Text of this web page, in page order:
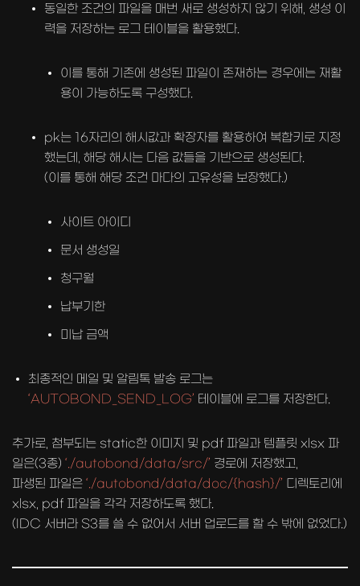
동일한 조건의 파일을 매번 새로 생성하지 않기 위해, 생성 이
력을 저장하는 로그 테이블을 활용했다.
이를 통해 기존에 생성된 파일이 존재하는 경우에는 재활
용이 가능하도록 구성했다.
pk는 16자리의 해시값과 확장자를 활용하여 복합키로 지정
했는데, 해당 해시는 다음 값들을 기반으로 생성된다.
(이를 통해 해당 조건 마다의 고유성을 보장했다.)
사이트 아이디
문서 생성일
청구월
납부기한
미납 금액
최종적인 메일 및 알림톡 발송 로그는
‘AUTOBOND_SEND_LOG’ 테이블에 로그를 저장한다.
추가로, 첨부되는 static한 이미지 및 pdf 파일과 템플릿 xlsx 파
일은(3종) ‘./autobond/data/src/’ 경로에 저장했고,
파생된 파일은 ‘./autobond/data/doc/{hash}/’ 디렉토리에
xlsx, pdf 파일을 각각 저장하도록 했다.
(IDC 서버라 S3를 쓸 수 없어서 서버 업로드를 할 수 밖에 없었다.)